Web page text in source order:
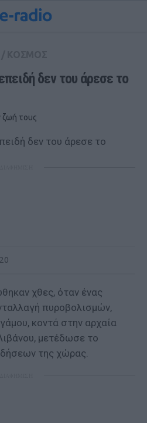
δεν του άρεσε το
ζωή τους
χθες, όταν ένας
πυροβολισμών,
κοντά στην αρχαία
μετέδωσε το
της χώρας.